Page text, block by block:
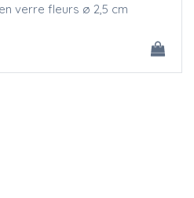
verre fleurs ø 2,5 cm